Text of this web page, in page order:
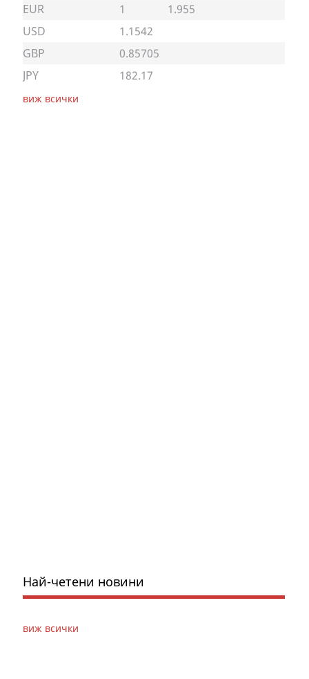
EUR 1
1.955
USD
1.1542
GBP
0.85705
JPY
182.17
виж всички
Най-четени новини
виж всички